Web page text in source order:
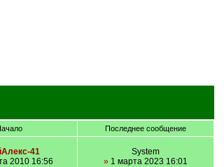
Последнее сообщение
41
2010 16:56
System
»1 марта 2023 16:01